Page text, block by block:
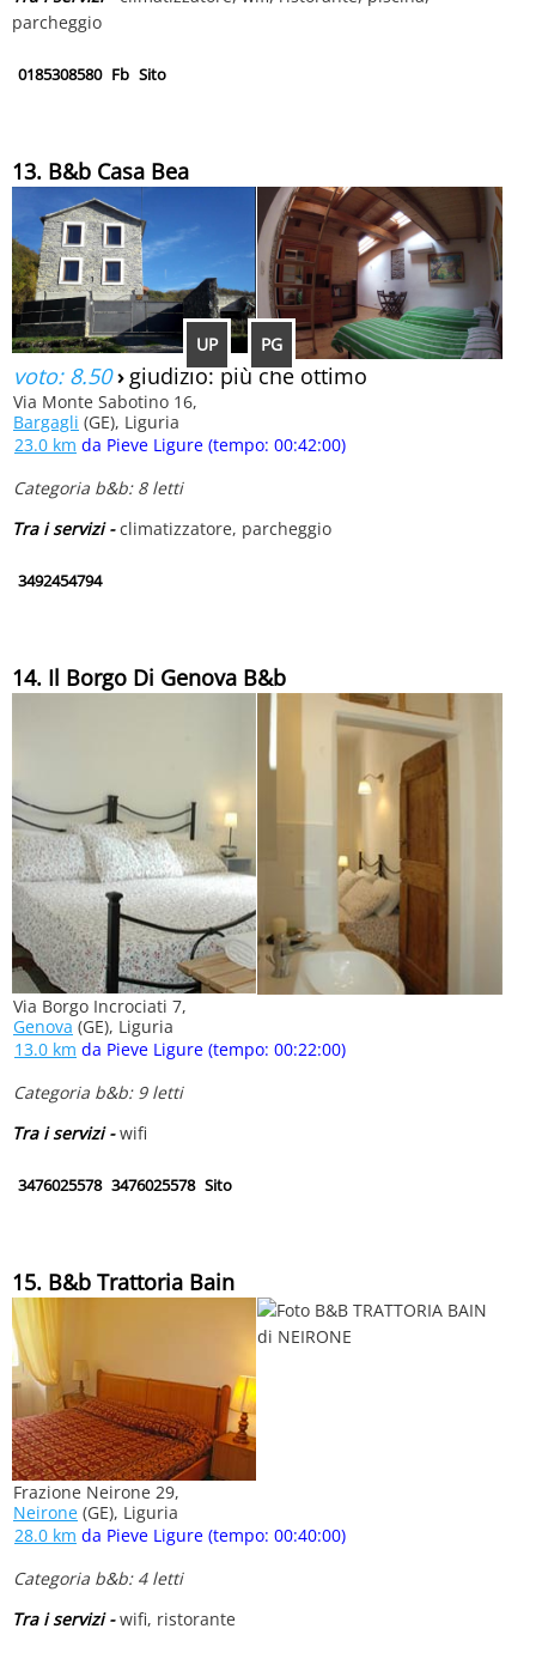
UP PG
parcheggio
0185308580 Fb Sito
13. B&b Casa Bea
voto: 8.50› giudizio: più che ottimo
Via Monte Sabotino 16,
Bargagli (GE), Liguria
23.0 km da Pieve Ligure (tempo: 00:42:00)
Categoria b&b: 8 letti
Tra i servizi -climatizzatore, parcheggio
3492454794
14. Il Borgo Di Genova B&b
Via Borgo Incrociati 7,
Genova (GE), Liguria
13.0 km da Pieve Ligure (tempo: 00:22:00)
Categoria b&b: 9 letti
Tra i servizi -wifi
3476025578 3476025578 Sito
15. B&b Trattoria Bain
Frazione Neirone 29,
Neirone (GE), Liguria
28.0 km da Pieve Ligure (tempo: 00:40:00)
Categoria b&b: 4 letti
Tra i servizi -wifi, ristorante